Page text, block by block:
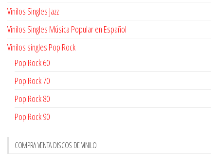
Vinilos Singles Jazz
Vinilos Singles Música Popular en Español
Vinilos singles Pop Rock
Pop Rock 60
Pop Rock 70
Pop Rock 80
Pop Rock 90
COMPRA VENTA DISCOS DE VINILO